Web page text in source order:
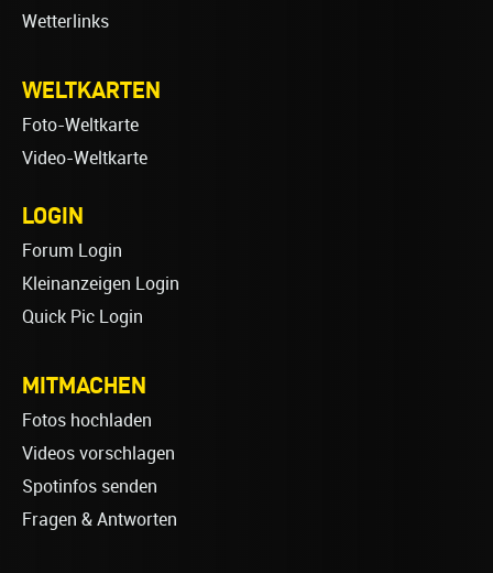
Wetterlinks
WELTKARTEN
Foto-Weltkarte
Video-Weltkarte
LOGIN
Forum Login
Kleinanzeigen Login
Quick Pic Login
MITMACHEN
Fotos hochladen
Videos vorschlagen
Spotinfos senden
Fragen & Antworten